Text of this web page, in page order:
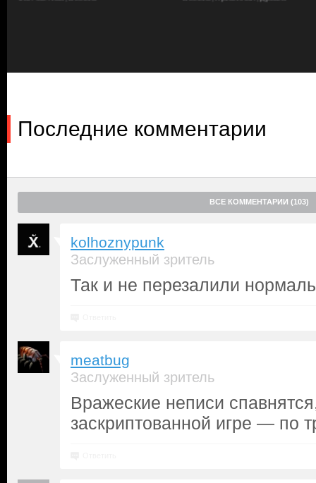
Последние комментарии
ВСЕ КОММЕНТАРИИ (103)
kolhoznypunk
Заслуженный зритель
Так и не перезалили
meatbug
Заслуженный зритель
Вражеские неписи
заскриптованной игре — по